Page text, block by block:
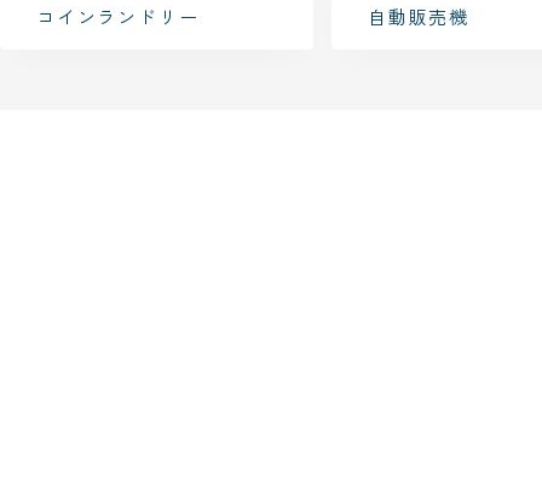
コインランドリー 自動販売機